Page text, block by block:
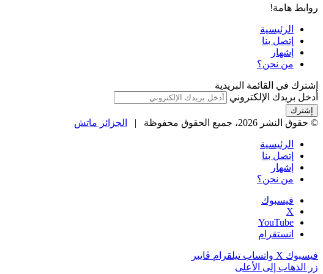
روابط هامة!
الرئيسية
إتصل بنا
إشهار
من نحن؟
إشترك في القائمة البريدية
أدخل بريدك الإلكتروني
© حقوق النشر 2026، جميع الحقوق محفوظة | الجزائر ماتش
الرئيسية
إتصل بنا
إشهار
من نحن؟
فيسبوك
‫X
‫YouTube
انستقرام
فيسبوك ‫X واتساب تيلقرام ڤايبر
زر الذهاب إلى الأعلى